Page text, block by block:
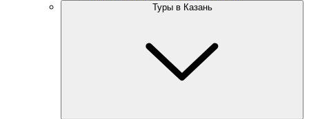
Туры в Казань